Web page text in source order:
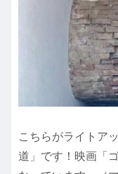
こちらがライトア
道」です！映画「